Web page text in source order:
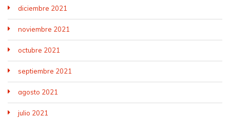
diciembre 2021
noviembre 2021
octubre 2021
septiembre 2021
agosto 2021
julio 2021